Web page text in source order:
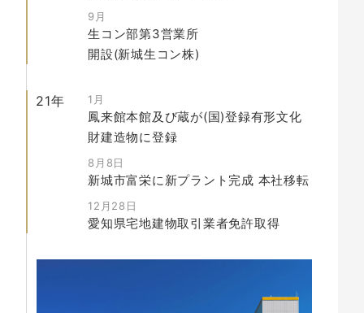
9月
生コン部第3営業所
開設(新城生コン株)
21年 1月
鳳来館本館及び蔵が(国)登録有形文化
財建造物に登録
8月8日
新城市富栄に新プラント完成 本社移転
12月28日
愛知県宅地建物取引業者免許取得